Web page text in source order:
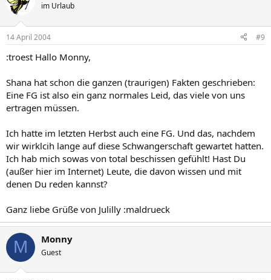
im Urlaub
14 April 2004 #9
:troest Hallo Monny,
Shana hat schon die ganzen (traurigen) Fakten geschrieben:
Eine FG ist also ein ganz normales Leid, das viele von uns
ertragen müssen.
Ich hatte im letzten Herbst auch eine FG. Und das, nachdem
wir wirklcih lange auf diese Schwangerschaft gewartet hatten.
Ich hab mich sowas von total beschissen gefühlt! Hast Du
(außer hier im Internet) Leute, die davon wissen und mit
denen Du reden kannst?
Ganz liebe Grüße von Julilly :maldrueck
M Monny
Guest